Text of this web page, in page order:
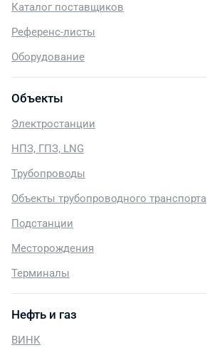
Каталог поставщиков
Референс-листы
Оборудование
Объекты
Электростанции
НПЗ, ГПЗ, LNG
Трубопроводы
Объекты трубопроводного транспорта
Подстанции
Месторождения
Терминалы
Нефть и газ
ВИНК